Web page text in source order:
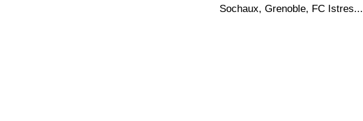
Sochaux, Grenoble, FC Istres...